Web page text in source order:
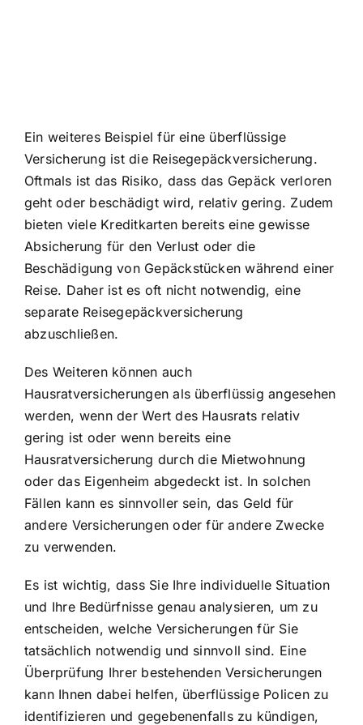
Ein weiteres Beispiel für eine überflüssige
Versicherung ist die Reisegepäckversicherung.
Oftmals ist das Risiko, dass das Gepäck verloren
geht oder beschädigt wird, relativ gering. Zudem
bieten viele Kreditkarten bereits eine gewisse
Absicherung für den Verlust oder die
Beschädigung von Gepäckstücken während einer
Reise. Daher ist es oft nicht notwendig, eine
separate Reisegepäckversicherung
abzuschließen.
Des Weiteren können auch
Hausratversicherungen als überflüssig angesehen
werden, wenn der Wert des Hausrats relativ
gering ist oder wenn bereits eine
Hausratversicherung durch die Mietwohnung
oder das Eigenheim abgedeckt ist. In solchen
Fällen kann es sinnvoller sein, das Geld für
andere Versicherungen oder für andere Zwecke
zu verwenden.
Es ist wichtig, dass Sie Ihre individuelle Situation
und Ihre Bedürfnisse genau analysieren, um zu
entscheiden, welche Versicherungen für Sie
tatsächlich notwendig und sinnvoll sind. Eine
Überprüfung Ihrer bestehenden Versicherungen
kann Ihnen dabei helfen, überflüssige Policen zu
identifizieren und gegebenenfalls zu kündigen,